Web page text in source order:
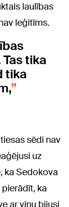
laulības
leģitīms.
tika
tika
sēdi nav
uz
ka Sedokova
ka